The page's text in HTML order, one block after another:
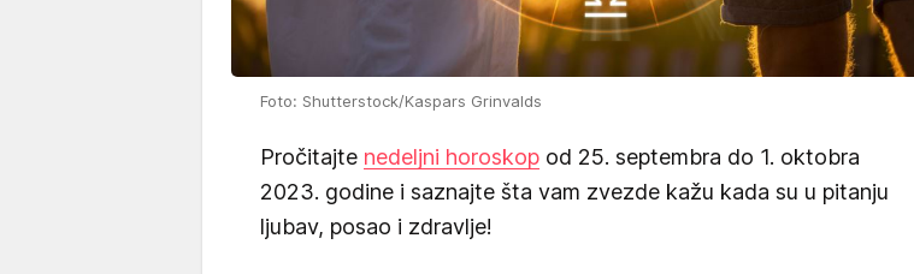
Foto: Shutterstock/Kaspars Grinvalds
Pročitajte nedeljni horoskop od 25. septembra do 1. oktobra
2023. godine i saznajte šta vam zvezde kažu kada su u pitanju
ljubav, posao i zdravlje!